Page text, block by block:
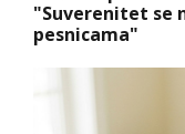
"Suverenitet se
pesnicama"